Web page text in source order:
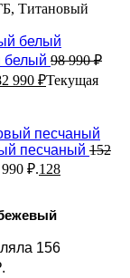
Титановый
белый 98 990₽
990 ₽Текущая
песчаный 152
₽.128
156